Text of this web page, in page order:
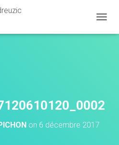
on 6 décembre 2017